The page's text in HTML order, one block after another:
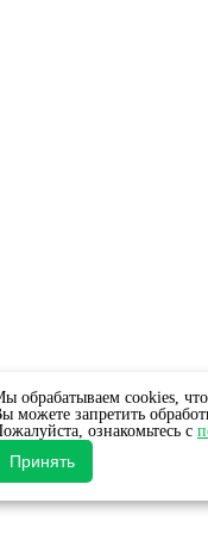
обрабатываем cookies,
можете запретить
ознакомьтесь с
Принять